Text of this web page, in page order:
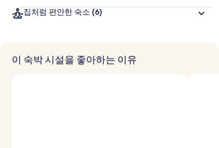
집처럼 편안한 숙소 (6)
이 숙박 시설을 좋아하는 이유